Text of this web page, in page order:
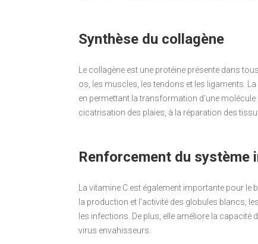
Synthèse du collagène
Le collagène est une protéine présente dans
os, les muscles, les tendons et les ligaments.
en permettant la transformation d’une
cicatrisation des plaies, à la réparation des
Renforcement du système
La vitamine C est également importante pour
la production et l’activité des globules blancs,
les infections. De plus, elle améliore la
virus envahisseurs.